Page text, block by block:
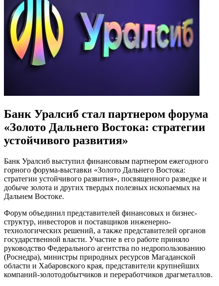
Банк Уралсиб стал партнером форума
«Золото Дальнего Востока: стратегии
устойчивого развития»
Банк Уралсиб выступил финансовым партнером ежегодного
горного форума-выставки «Золото Дальнего Востока:
стратегии устойчивого развития», посвященного разведке и
добыче золота и других твердых полезных ископаемых на
Дальнем Востоке.
Форум объединил представителей финансовых и бизнес-
структур, инвесторов и поставщиков инженерно-
технологических решений, а также представителей органов
государственной власти. Участие в его работе приняло
руководство Федерального агентства по недропользованию
(Роснедра), министры природных ресурсов Магаданской
области и Хабаровского края, представители крупнейших
компаний-золотодобытчиков и переработчиков драгметаллов.